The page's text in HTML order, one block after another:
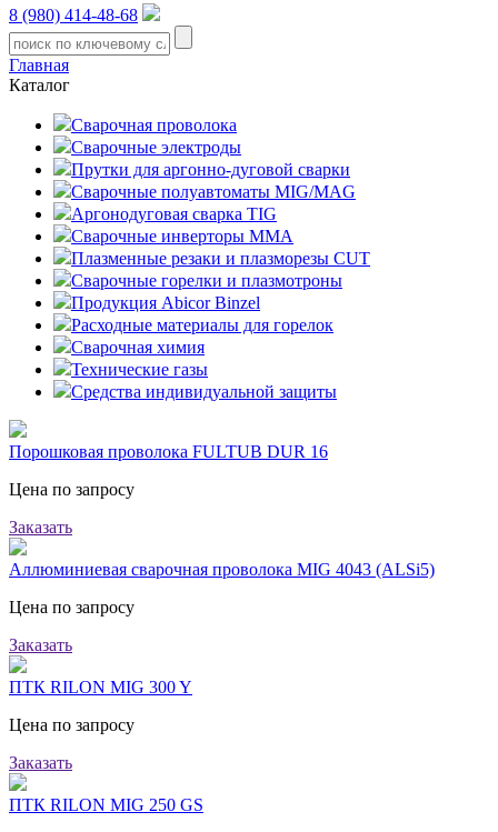
8 (980) 414-48-68
Главная
Каталог
Сварочная проволока
Сварочные электроды
Прутки для аргонно-дуговой сварки
Сварочные полуавтоматы MIG/MAG
Аргонодуговая сварка TIG
Сварочные инверторы MMA
Плазменные резаки и плазморезы CUT
Сварочные горелки и плазмотроны
Продукция Abicor Binzel
Расходные материалы для горелок
Сварочная химия
Технические газы
Средства индивидуальной защиты
Порошковая проволока FULTUB DUR 16
Цена по запросу
Заказать
Аллюминиевая сварочная проволока MIG 4043 (ALSi5)
Цена по запросу
Заказать
ПТК RILON MIG 300 Y
Цена по запросу
Заказать
ПТК RILON MIG 250 GS